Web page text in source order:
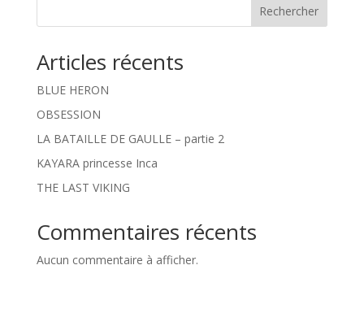
Rechercher
Articles récents
BLUE HERON
OBSESSION
LA BATAILLE DE GAULLE – partie 2
KAYARA princesse Inca
THE LAST VIKING
Commentaires récents
Aucun commentaire à afficher.